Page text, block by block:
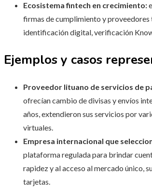
Ecosistema fintech en crecimiento:
firmas de cumplimiento y
identificación digital, verificación
Ejemplos y casos
Proveedor lituano de servicios de
ofrecían cambio de divisas y envíos
años, extendieron sus servicios por
virtuales.
Empresa internacional que
plataforma regulada para brindar
rapidez y al acceso al mercado único,
tarjetas.